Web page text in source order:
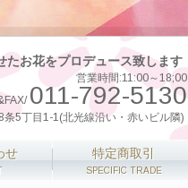
たお花をプロデュース致します
営業時間:11:00～18;00
011-792-5130
5丁目1-1(北光線沿い・赤いビル隣)
せ 特定商取引
SPECIFIC TRADE